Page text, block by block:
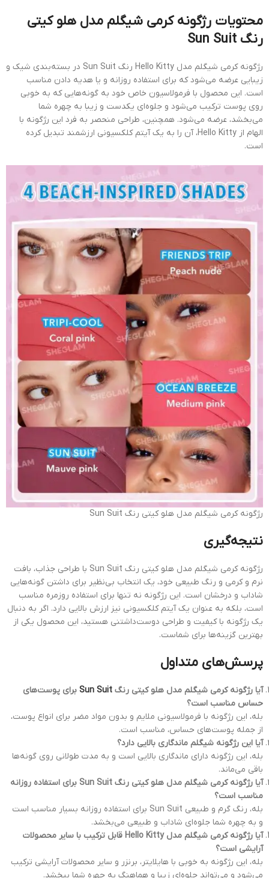
محتویات رژگونه کرمی شیگلم مدل هلو کیتی
رنگ Sun Suit
رژگونه کرمی شیگلم مدل Hello Kitty رنگ Sun Suit در بسته‌بندی شیک و
زیبایی عرضه می‌شود که برای استفاده روزانه و یا هدیه دادن مناسب
است. این محصول با فرمولاسیون خاص خود به گونه‌هایی که به خوبی
روی پوست ترکیب می‌شود و جلوه‌ای یکدست و زیبا به چهره شما
می‌بخشد، عرضه می‌شود. همچنین، طراحی منحصر به فرد این رژگونه با
الهام از Hello Kitty، آن را به یک آیتم کلکسیونی ارزشمند تبدیل کرده
است.
رژگونه کرمی شیگلم مدل هلو کیتی رنگ Sun Suit
نتیجه‌گیری
رژگونه کرمی شیگلم مدل هلو کیتی رنگ Sun Suit با طراحی جذاب، بافت
نرم و کرمی و رنگ طبیعی خود، یک انتخاب بی‌نظیر برای داشتن گونه‌هایی
شاداب و درخشان است. این رژگونه نه تنها برای استفاده روزمره مناسب
است، بلکه به عنوان یک آیتم کلکسیونی نیز ارزش بالایی دارد. اگر به دنبال
یک رژگونه با کیفیت و طراحی دوست‌داشتنی هستید، این محصول یکی از
بهترین گزینه‌ها برای شماست.
پرسش‌های متداول
آیا رژگونه کرمی شیگلم مدل هلو کیتی رنگ Sun Suit برای پوست‌های
حساس مناسب است؟
بله، این رژگونه با فرمولاسیونی ملایم و بدون مواد مضر برای انواع پوست،
از جمله پوست‌های حساس، مناسب است.
آیا این رژگونه شیگلم ماندگاری بالایی دارد؟
بله، این رژگونه دارای ماندگاری بالایی است و به مدت طولانی روی گونه‌ها
باقی می‌ماند.
آیا رژگونه کرمی شیگلم مدل هلو کیتی رنگ Sun Suit برای استفاده روزانه
مناسب است؟
بله، رنگ گرم و طبیعی Sun Suit برای استفاده روزانه بسیار مناسب است
و به چهره شما جلوه‌ای شاداب و طبیعی می‌بخشد.
آیا رژگونه کرمی شیگلم مدل Hello Kitty قابل ترکیب با سایر محصولات
آرایشی است؟
بله، این رژگونه به خوبی با هایلایتر، برنزر و سایر محصولات آرایشی ترکیب
می‌شود و می‌تواند جلوه‌ای زیبا و هماهنگ به چهره شما ببخشد.